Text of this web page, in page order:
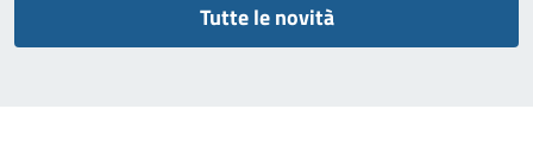
Tutte le novità